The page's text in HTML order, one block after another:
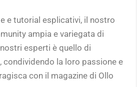
e tutorial esplicativi, il nostro
ampia e variegata di
esperti è quello di
la loro passione e
con il magazine di Ollo